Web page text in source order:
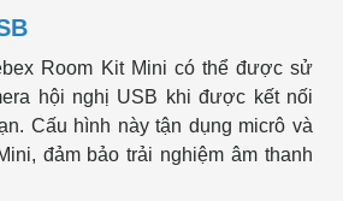
Room Kit Mini có thể được sử
hội nghị USB khi được kết nối
Cấu hình này tận dụng micrô và
đảm bảo trải nghiệm âm thanh